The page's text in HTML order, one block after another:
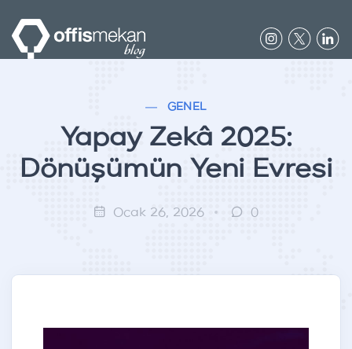
GENEL
Yapay Zekâ 2025:
Dönüşümün Yeni Evresi
Ocak 26, 2026 0